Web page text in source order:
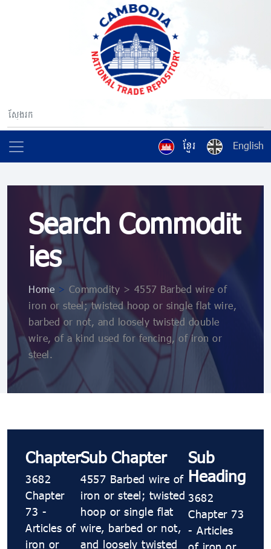
ខ្មែរ English
Search Commodit
ies
Home > Commodity > 4557 Barbed wire of
iron or steel; twisted hoop or single flat wire,
barbed or not, and loosely twisted double
wire, of a kind used for fencing, of iron or
steel.
Chapter
3682
Chapter
73 -
Articles of
iron or
Sub Chapter
4557 Barbed wire of
iron or steel; twisted
hoop or single flat
wire, barbed or not,
and loosely twisted
Sub
Heading
3682
Chapter 73
- Articles